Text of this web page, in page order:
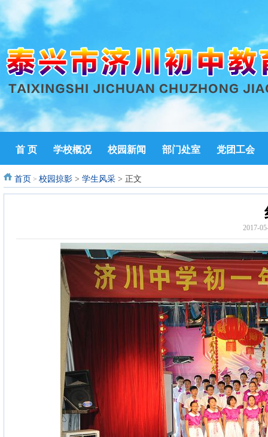
首 页 学校概况 校园新闻 部门处室 党团工会
首页 > 校园掠影 > 学生风采 > 正文
2017-